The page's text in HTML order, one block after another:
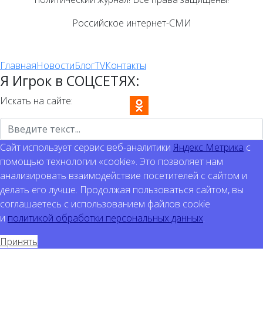
Российское интернет-СМИ
ГлавнаяНовостиБлогTVКонтакты
Я Игрок в СОЦСЕТЯХ:
Искать на сайте:
Сайт использует сервис веб-аналитики Яндекс Метрика с
помощью технологии «cookie». Это позволяет нам
анализировать взаимодействие посетителей с сайтом и
делать его лучше. Продолжая пользоваться сайтом, вы
соглашаетесь с использованием файлов cookie
и политикой обработки персональных данных.
Принять